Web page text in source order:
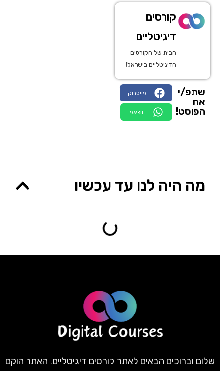
קורסים
דיגיטליים
הבית של הקורסים
הדיגיטליים בישראל!
שתפ/י
את
הפוסט!
פייסבוק
ווצאפ
מה היה לנו עד עכשיו
שלום וברוכים הבאים לאתר קורסים דיגיטליים. האתר הוקם